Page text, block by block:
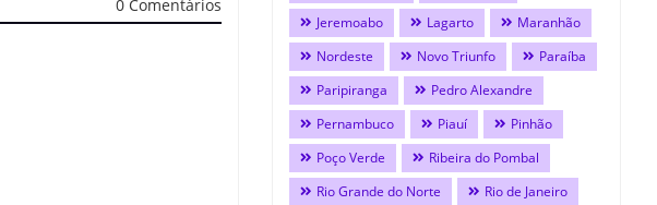
0 Comentários
Jeremoabo
Lagarto
Maranhão
Nordeste
Novo Triunfo
Paraíba
Paripiranga
Pedro Alexandre
Pernambuco
Piauí
Pinhão
Poço Verde
Ribeira do Pombal
Rio Grande do Norte
Rio de Janeiro